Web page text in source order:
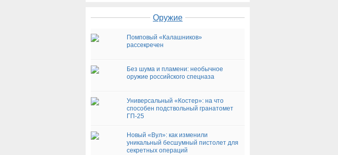
Оружие
Помповый «Калашников»
рассекречен
Без шума и пламени: необычное
оружие российского спецназа
Универсальный «Костер»: на что
способен подствольный гранатомет
ГП-25
Новый «Вул»: как изменили
уникальный бесшумный пистолет для
секретных операций